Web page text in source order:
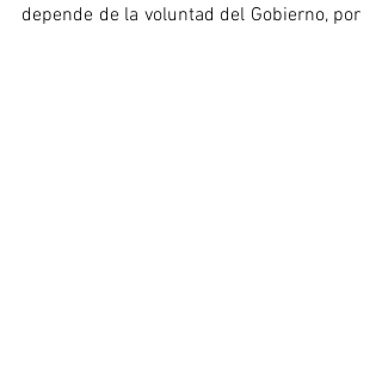
depende de la voluntad del Gobierno, por